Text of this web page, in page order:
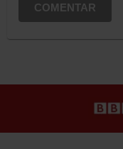
COMENTAR